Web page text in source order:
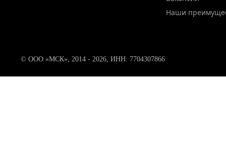
Наши
© ООО «МСК», 2014 - 2026, ИНН: 7704307866